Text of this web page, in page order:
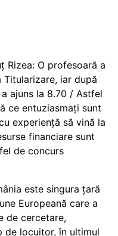
Rizea: O profesoară a
Titularizare, iar după
ajuns la 8.70 / Astfel
ce entuziasmați sunt
experiență să vină la
financiare sunt
de concurs
este singura țară
Europeană care a
de cercetare,
de locuitor, în ultimul